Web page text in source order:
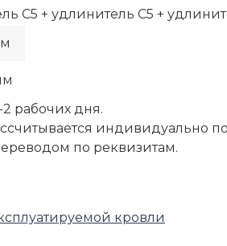
C5 + удлинитель C5 +
рабочих дня.
индивидуально
по реквизитам.
кровли